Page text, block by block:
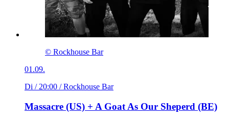
© Rockhouse Bar
01.09.
Di / 20:00 / Rockhouse Bar
Massacre (US) + A Goat As Our Sheperd (BE)